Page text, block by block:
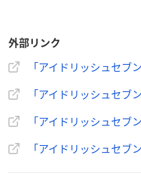
Blu-ray BOX：DAY 1 本編
lcome, Future World!!!」16
Blu-ray DAY 1：DAY 1 本編
Blu-ray DAY 2：DAY 2 本編
DVD DAY 1：DAY 1 本編 Disc
DVD DAY 2：DAY 2 本編 Disc
外部リンク
「アイドリッシュセブ
「アイドリッシュセブン
「アイドリッシュセ
「アイドリッシュセブ